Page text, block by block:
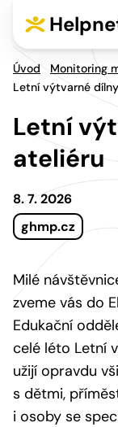
Úvod Monitoring
Letní výtvarné
Letní
ateliéru
8. 7. 2026
ghmp.cz
Milé
zveme vás do
Edukační
celé léto Letní
užijí opravdu
s dětmi,
i osoby se